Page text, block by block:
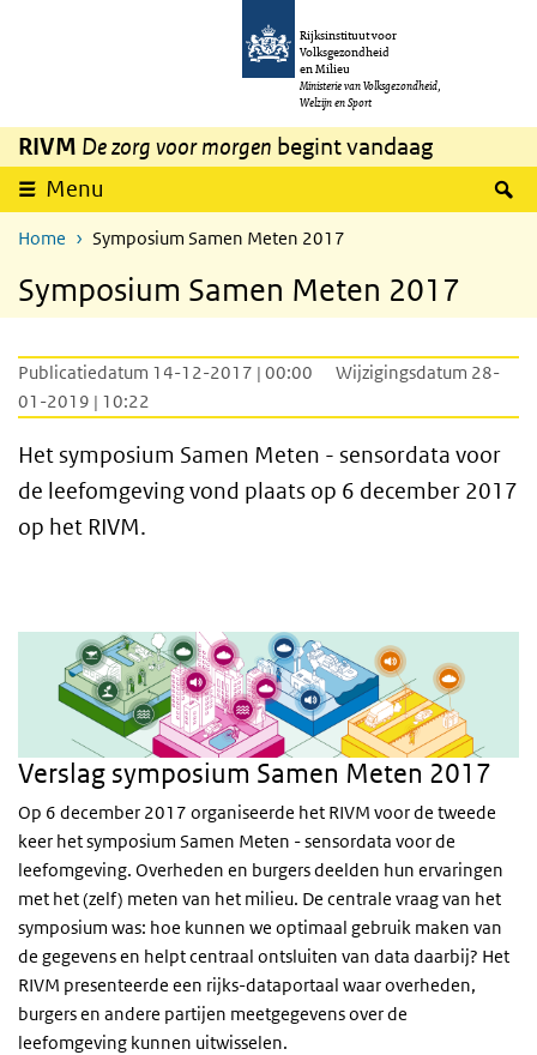
Overslaan en naar de inhoud gaan
Rijksinstituut voor
Volksgezondheid
en Milieu
Ministerie van Volksgezondheid,
Welzijn en Sport
RIVM De zorg voor morgen begint vandaag
Menu
Home Symposium Samen Meten 2017
Symposium Samen Meten 2017
Publicatiedatum 14-12-2017 | 00:00
Wijzigingsdatum 28-
01-2019 | 10:22
Het symposium Samen Meten - sensordata voor
de leefomgeving vond plaats op 6 december 2017
op het RIVM.
Verslag symposium Samen Meten 2017
Op 6 december 2017 organiseerde het RIVM voor de tweede
keer het symposium Samen Meten - sensordata voor de
leefomgeving. Overheden en burgers deelden hun ervaringen
met het (zelf) meten van het milieu. De centrale vraag van het
symposium was: hoe kunnen we optimaal gebruik maken van
de gegevens en helpt centraal ontsluiten van data daarbij? Het
RIVM presenteerde een rijks-dataportaal waar overheden,
burgers en andere partijen meetgegevens over de
leefomgeving kunnen uitwisselen.